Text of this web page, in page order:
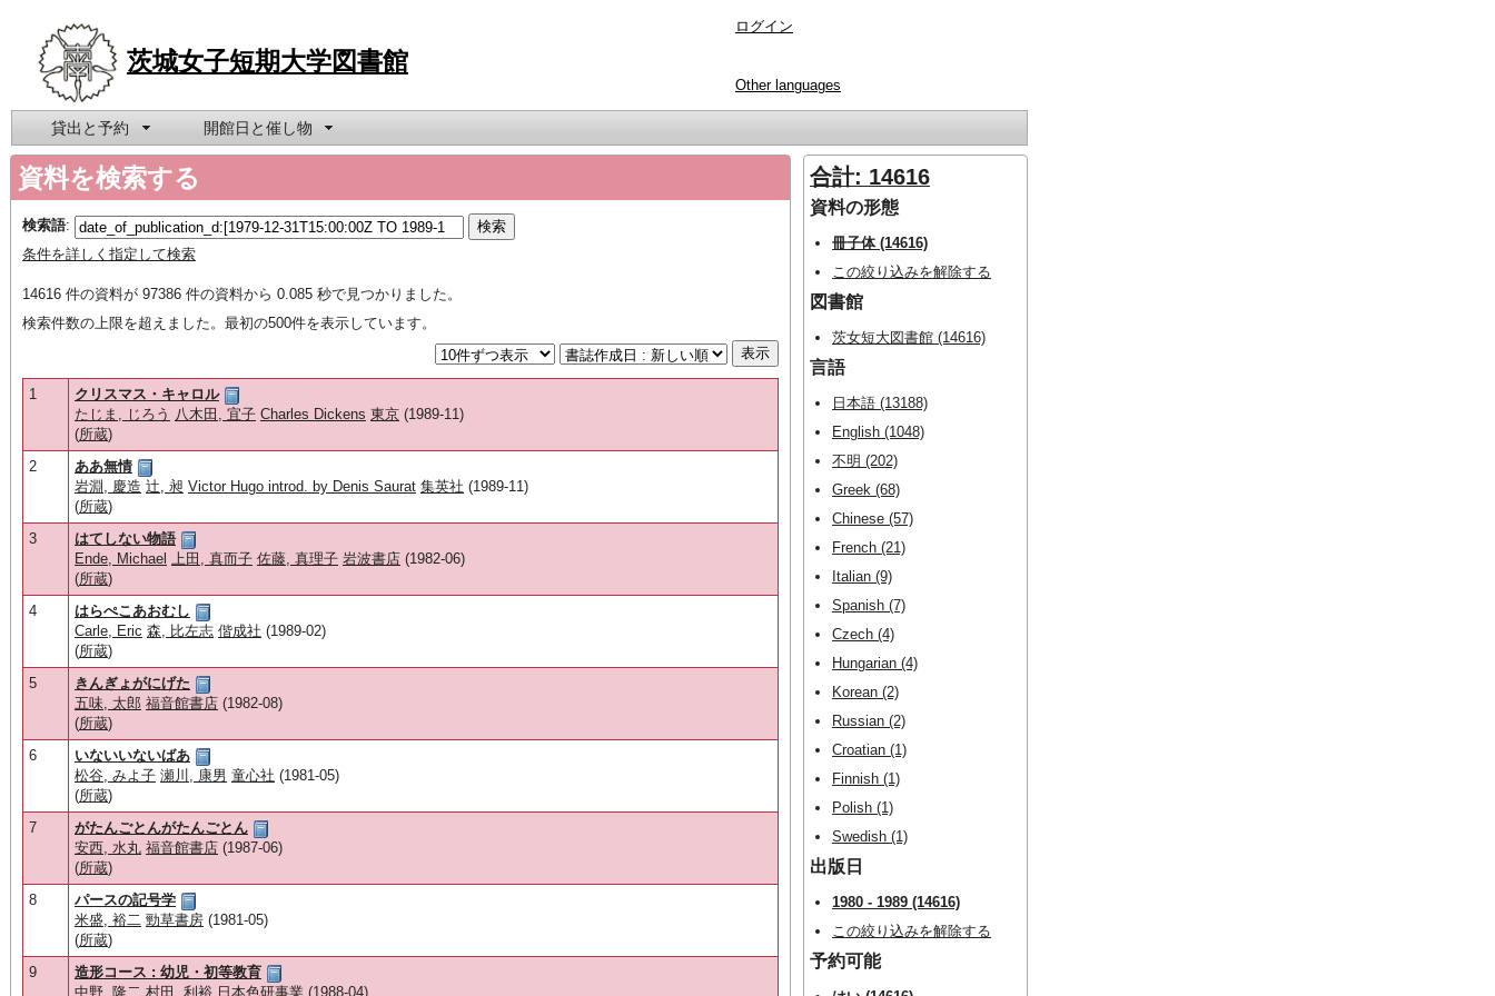
茨城女子短期大学図書館
ログイン
Other languages
貸出と予約 開館日と催し物
資料を検索する
検索語:
条件を詳しく指定して検索
14616 件の資料が 97386 件の資料から 0.085 秒で見つかりました。
検索件数の上限を超えました。最初の500件を表示しています。
1
クリスマス・キャロル
たじま, じろう 八木田, 宜子 Charles Dickens 東京 (1989-11)
(所蔵)
2
ああ無情
岩淵, 慶造 辻, 昶 Victor Hugo introd. by Denis Saurat 集英社 (1989-11)
(所蔵)
3
はてしない物語
Ende, Michael 上田, 真而子 佐藤, 真理子 岩波書店 (1982-06)
(所蔵)
4
はらぺこあおむし
Carle, Eric 森, 比左志 偕成社 (1989-02)
(所蔵)
5
きんぎょがにげた
五味, 太郎 福音館書店 (1982-08)
(所蔵)
6
いないいないばあ
松谷, みよ子 瀬川, 康男 童心社 (1981-05)
(所蔵)
7
がたんごとんがたんごとん
安西, 水丸 福音館書店 (1987-06)
(所蔵)
8
パースの記号学
米盛, 裕二 勁草書房 (1981-05)
(所蔵)
9
造形コース : 幼児・初等教育
中野, 隆二 村田, 利裕 日本色研事業 (1988-04)
合計: 14616
資料の形態
冊子体 (14616)
この絞り込みを解除する
図書館
茨女短大図書館 (14616)
言語
日本語 (13188)
English (1048)
不明 (202)
Greek (68)
Chinese (57)
French (21)
Italian (9)
Spanish (7)
Czech (4)
Hungarian (4)
Korean (2)
Russian (2)
Croatian (1)
Finnish (1)
Polish (1)
Swedish (1)
出版日
1980 - 1989 (14616)
この絞り込みを解除する
予約可能